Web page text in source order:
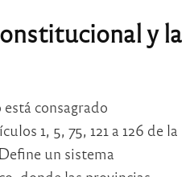
y la
consagrado
1, 5, 75, 121 a 126 de la
un sistema